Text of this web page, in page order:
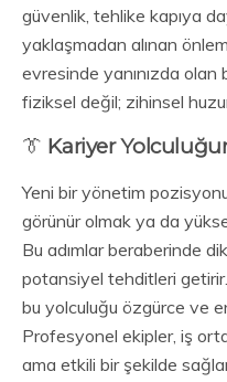
güvenlik, tehlike kapıya
yaklaşmadan alınan
evresinde yanınızda olan
fiziksel değil; zihinsel
👔 Kariyer
Yeni bir yönetim
görünür olmak ya da
Bu adımlar beraberinde
potansiyel tehditleri getirir.
bu yolculuğu özgürce ve
Profesyonel ekipler, iş
ama etkili bir şekilde